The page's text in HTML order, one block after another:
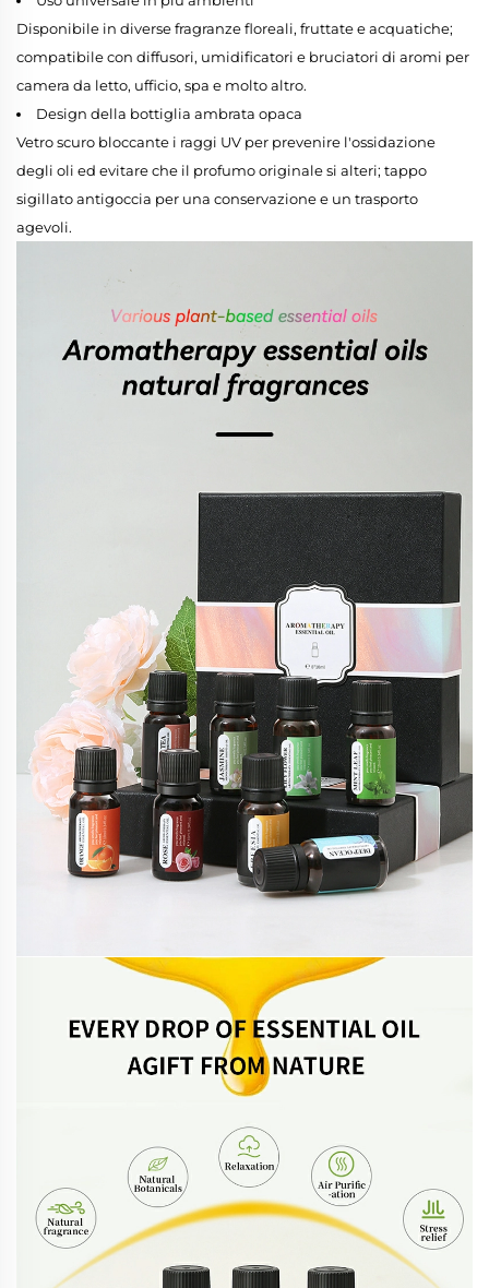
Disponibile in diverse fragranze floreali, fruttate e acquatiche;
compatibile con diffusori, umidificatori e bruciatori di aromi per
camera da letto, ufficio, spa e molto altro.
Design della bottiglia ambrata opaca
Vetro scuro bloccante i raggi UV per prevenire l'ossidazione
degli oli ed evitare che il profumo originale si alteri; tappo
sigillato antigoccia per una conservazione e un trasporto
agevoli.